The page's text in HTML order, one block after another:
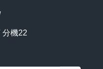
分機22